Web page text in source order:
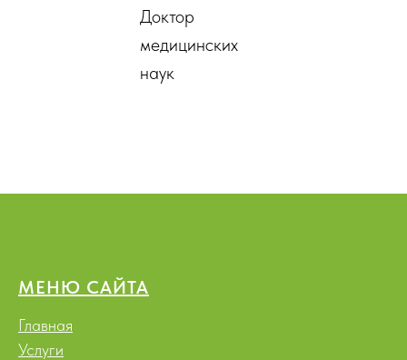
Доктор
медицинских
наук
МЕНЮ САЙТА
Главная
Услуги